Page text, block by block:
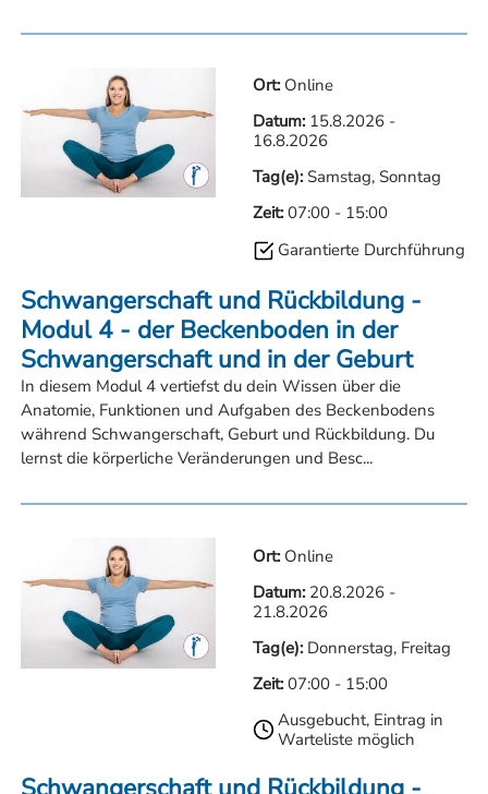
Schwangerschaft und Rückbildung -
Modul 4 - der Beckenboden in der
Schwangerschaft und in der Geburt
In diesem Modul 4 vertiefst du dein Wissen über die
Anatomie, Funktionen und Aufgaben des Beckenbodens
während Schwangerschaft, Geburt und Rückbildung. Du
lernst die körperliche Veränderungen und Besc...
Ort: Online
Datum: 15.8.2026-
16.8.2026
Tag(e): Samstag, Sonntag
Zeit:07:00- 15:00
Garantierte Durchführung
Ort: Online
Datum: 20.8.2026-
21.8.2026
Tag(e): Donnerstag, Freitag
Zeit:07:00- 15:00
Ausgebucht, Eintrag in
Warteliste möglich